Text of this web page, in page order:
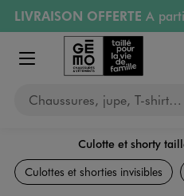
Aller au contenu principal
Aller à la navigation
LIVRAISON OFFERTE A
RETRAIT ET LIVRAISON
PAYEZ EN 3x SANS FRAIS
Retours OFFERTS
pendant
Afficher le menu
Chaussures, jupe, T-shirt…
Culotte et shorty
Culottes et shorties invisibles